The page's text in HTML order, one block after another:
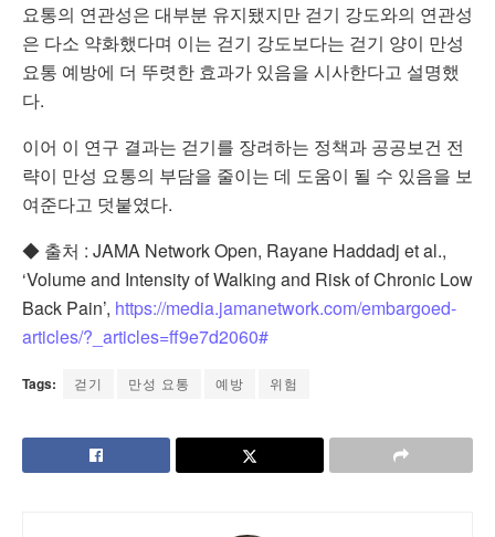
요통의 연관성은 대부분 유지됐지만 걷기 강도와의 연관성
은 다소 약화했다며 이는 걷기 강도보다는 걷기 양이 만성
요통 예방에 더 뚜렷한 효과가 있음을 시사한다고 설명했
다.
이어 이 연구 결과는 걷기를 장려하는 정책과 공공보건 전
략이 만성 요통의 부담을 줄이는 데 도움이 될 수 있음을 보
여준다고 덧붙였다.
◆ 출처 : JAMA Network Open, Rayane Haddadj et al.,
‘Volume and Intensity of Walking and Risk of Chronic Low
Back Pain’, https://media.jamanetwork.com/embargoed-
articles/?_articles=ff9e7d2060#
Tags: 걷기 만성 요통 예방 위험